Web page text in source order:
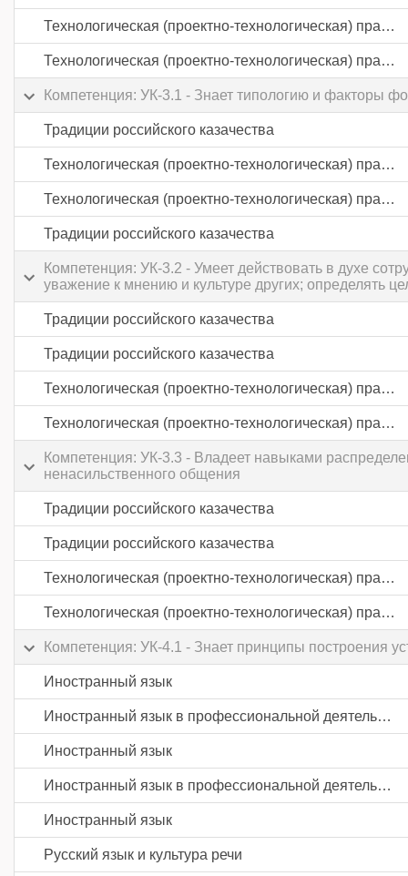
Технологическая (проектно-технологическая) практика
Технологическая (проектно-технологическая) практика
Компетенция: УК-3.1 - Знает типологию и факторы
Традиции российского казачества
Технологическая (проектно-технологическая) практика
Технологическая (проектно-технологическая) практика
Традиции российского казачества
Компетенция: УК-3.2 - Умеет действовать в духе
уважение к мнению и культуре других; определять
Традиции российского казачества
Традиции российского казачества
Технологическая (проектно-технологическая) практика
Технологическая (проектно-технологическая) практика
Компетенция: УК-3.3 - Владеет навыками
ненасильственного общения
Традиции российского казачества
Традиции российского казачества
Технологическая (проектно-технологическая) практика
Технологическая (проектно-технологическая) практика
Компетенция: УК-4.1 - Знает принципы построения
Иностранный язык
Иностранный язык в профессиональной деятельности
Иностранный язык
Иностранный язык в профессиональной деятельности
Иностранный язык
Русский язык и культура речи